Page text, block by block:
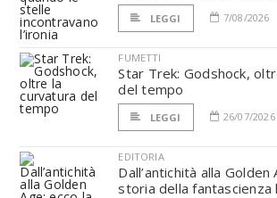
LEGGI 7/08/2026
FUMETTI
Star Trek: Godshock,
del tempo
LEGGI 26/07/2026
EDITORIA
Dall’antichità alla Golden
storia della